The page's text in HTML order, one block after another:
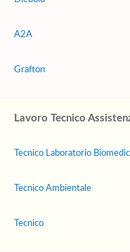
A2A
Grafton
Lavoro Tecnico
Tecnico Laboratorio
Tecnico Ambientale
Tecnico